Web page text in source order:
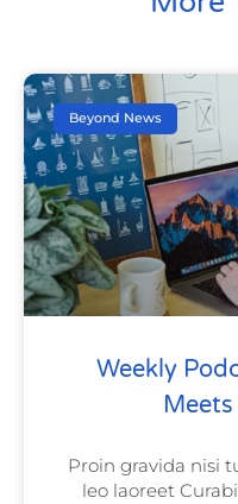
Beyond News
Weekly
Proin gravida nisi
leo laoreet